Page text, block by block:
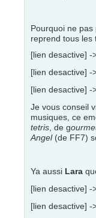
Pourquoi ne pas
reprend tous les
[lien desactive] -
[lien desactive] -
[lien desactive] -
Je vous conseil
musiques, ce
tetris , de g
Angel (de FF7)
Ya aussi Lara
[lien desactive] -
[lien desactive] -